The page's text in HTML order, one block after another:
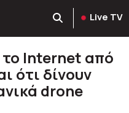
Live TV
το Internet από
ότι δίνουν
drone